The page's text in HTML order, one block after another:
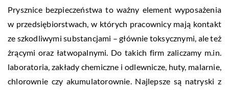
Prysznice bezpieczeństwa to ważny element wyposażenia
w przedsiębiorstwach, w których pracownicy mają kontakt
ze szkodliwymi substancjami – głównie toksycznymi, ale też
żrącymi oraz łatwopalnymi. Do takich firm zaliczamy m.in.
laboratoria, zakłady chemiczne i odlewnicze, huty, malarnie,
chlorownie czy akumulatorownie. Najlepsze są natryski z